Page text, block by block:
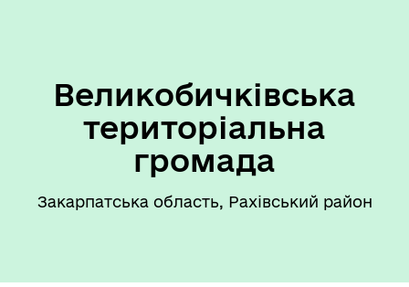
Великобичківська
територіальна
громада
Закарпатська область, Рахівський район